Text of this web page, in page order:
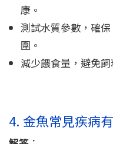
康。
測試水質參數，確
圍。
減少餵食量，避免飼
4. 金魚常見疾病